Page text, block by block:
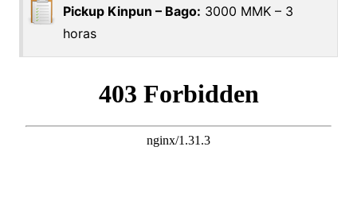
Pickup Kinpun – Bago: 3000 MMK – 3
horas